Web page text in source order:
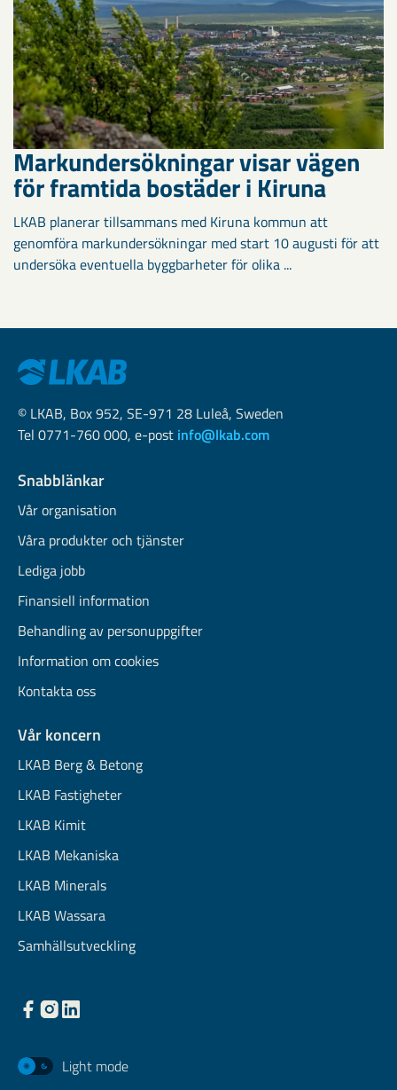
Markundersökningar visar vägen
för framtida bostäder i Kiruna
LKAB planerar tillsammans med Kiruna kommun att
genomföra markundersökningar med start 10 augusti för att
undersöka eventuella byggbarheter för olika ...
© LKAB, Box 952, SE-971 28 Luleå, Sweden
Tel 0771-760 000, e-post info@lkab.com
Snabblänkar
Vår organisation
Våra produkter och tjänster
Lediga jobb
Finansiell information
Behandling av personuppgifter
Information om cookies
Kontakta oss
Vår koncern
LKAB Berg & Betong
LKAB Fastigheter
LKAB Kimit
LKAB Mekaniska
LKAB Minerals
LKAB Wassara
Samhällsutveckling
Light mode